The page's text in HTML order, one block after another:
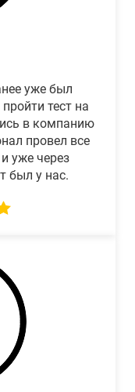
уже был
тест на
в компанию
провел все
уже через
был у нас.